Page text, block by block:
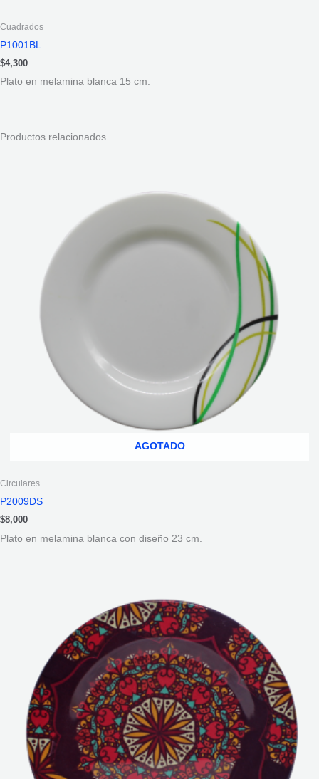
Cuadrados
P1001BL
$4,300
Plato en melamina blanca 15 cm.
Productos relacionados
AGOTADO
Circulares
P2009DS
$8,000
Plato en melamina blanca con diseño 23 cm.